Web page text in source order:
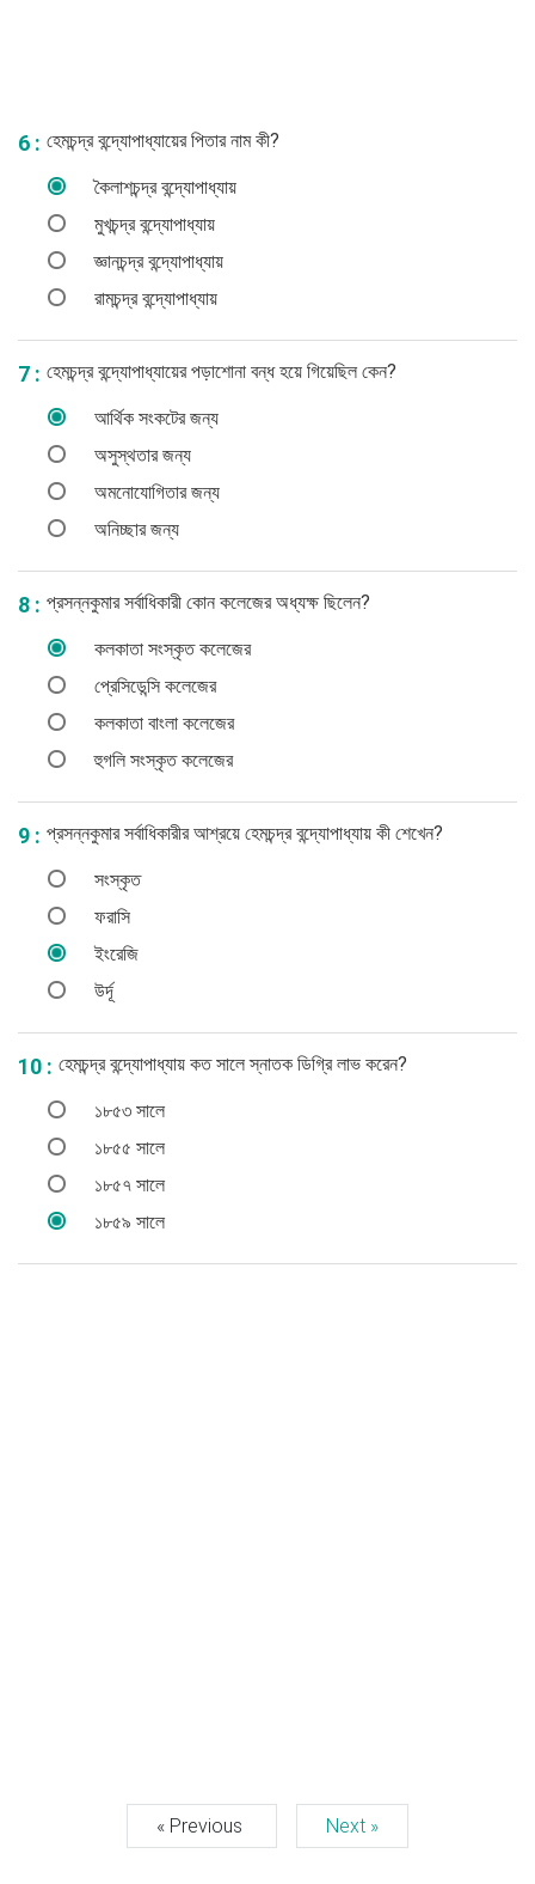
6 : হেমচন্দ্র বন্দ্যোপাধ্যায়ের পিতার নাম কী?
কৈলাশচন্দ্র বন্দ্যোপাধ্যায়
মুখচন্দ্র বন্দ্যোপাধ্যায়
জ্ঞানচন্দ্র বন্দ্যোপাধ্যায়
রামচন্দ্র বন্দ্যোপাধ্যায়
7 : হেমচন্দ্র বন্দ্যোপাধ্যায়ের পড়াশোনা বন্ধ হয়ে গিয়েছিল কেন?
আর্থিক সংকটের জন্য
অসুস্থতার জন্য
অমনোযোগিতার জন্য
অনিচ্ছার জন্য
8 : প্রসন্নকুমার সর্বাধিকারী কোন কলেজের অধ্যক্ষ ছিলেন?
কলকাতা সংস্কৃত কলেজের
প্রেসিডেন্সি কলেজের
কলকাতা বাংলা কলেজের
হুগলি সংস্কৃত কলেজের
9 : প্রসন্নকুমার সর্বাধিকারীর আশ্রয়ে হেমচন্দ্র বন্দ্যোপাধ্যায় কী শেখেন?
সংস্কৃত
ফরাসি
ইংরেজি
উর্দূ
10 : হেমচন্দ্র বন্দ্যোপাধ্যায় কত সালে স্নাতক ডিগ্রি লাভ করেন?
১৮৫৩ সালে
১৮৫৫ সালে
১৮৫৭ সালে
১৮৫৯ সালে
« Previous Next »